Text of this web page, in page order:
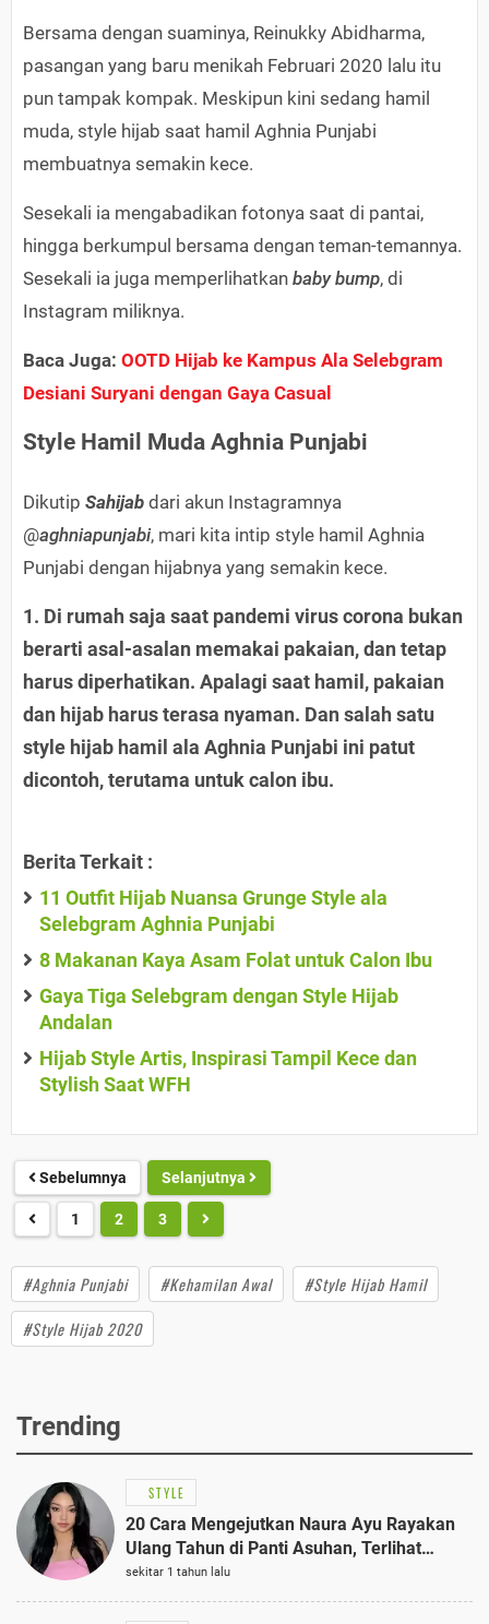
Bersama dengan suaminya, Reinukky Abidharma,
pasangan yang baru menikah Februari 2020 lalu itu
pun tampak kompak. Meskipun kini sedang hamil
muda, style hijab saat hamil Aghnia Punjabi
membuatnya semakin kece.
Sesekali ia mengabadikan fotonya saat di pantai,
hingga berkumpul bersama dengan teman-temannya.
Sesekali ia juga memperlihatkan baby bump, di
Instagram miliknya.
Baca Juga: OOTD Hijab ke Kampus Ala Selebgram
Desiani Suryani dengan Gaya Casual
Style Hamil Muda Aghnia Punjabi
Dikutip Sahijab dari akun Instagramnya
@aghniapunjabi, mari kita intip style hamil Aghnia
Punjabi dengan hijabnya yang semakin kece.
1. Di rumah saja saat pandemi virus corona bukan
berarti asal-asalan memakai pakaian, dan tetap
harus diperhatikan. Apalagi saat hamil, pakaian
dan hijab harus terasa nyaman. Dan salah satu
style hijab hamil ala Aghnia Punjabi ini patut
dicontoh, terutama untuk calon ibu.
Berita Terkait :
11 Outfit Hijab Nuansa Grunge Style ala
Selebgram Aghnia Punjabi
8 Makanan Kaya Asam Folat untuk Calon Ibu
Gaya Tiga Selebgram dengan Style Hijab
Andalan
Hijab Style Artis, Inspirasi Tampil Kece dan
Stylish Saat WFH
Sebelumnya Selanjutnya
1 2 3
#Aghnia Punjabi #Kehamilan Awal
#Style Hijab Hamil
#Style Hijab 2020
Trending
STYLE
20 Cara Mengejutkan Naura Ayu Rayakan
Ulang Tahun di Panti Asuhan, Terlihat
Anggun dengan Kaftan Cokelat
sekitar 1 tahun lalu